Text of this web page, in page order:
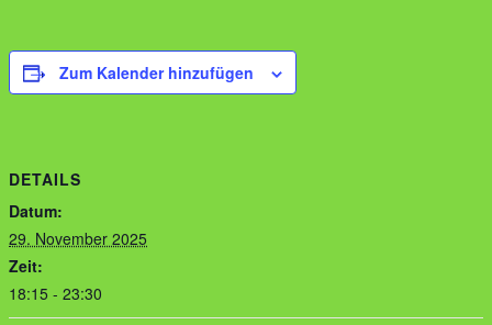
Zum Kalender hinzufügen
DETAILS
Datum:
29. November 2025
Zeit:
18:15 - 23:30